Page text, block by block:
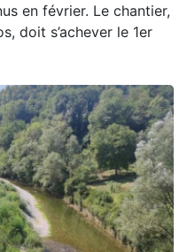
en février. Le chantier,
doit s’achever le 1er